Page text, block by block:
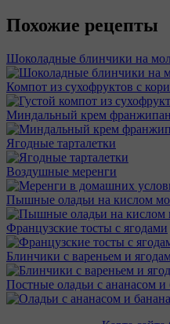
Похожие рецепты
Шоколадные блинчики на
Компот из сухофруктов с
Миндальный крем франжипан
Ягодные тарталетки
Воздушные меренги
Пышные оладьи на кислом
Французские тосты с ягодами
Блинчики с вареньем и
Постные оладьи с ананасом и